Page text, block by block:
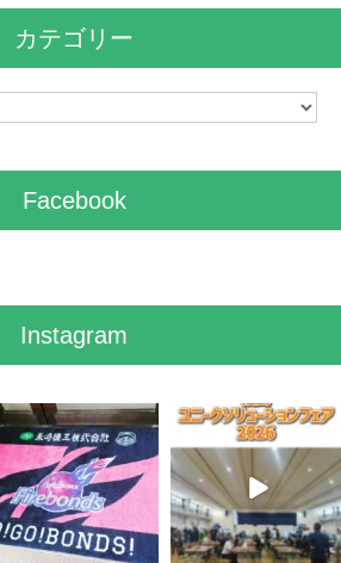
カテゴリー
Facebook
Instagram
7月 28
7 0
7月 27
6